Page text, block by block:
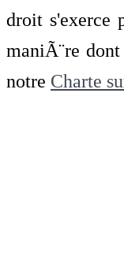
droit
maniÃ¨re
notre Charte